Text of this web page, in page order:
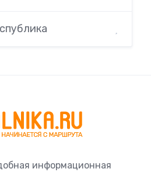
информационная